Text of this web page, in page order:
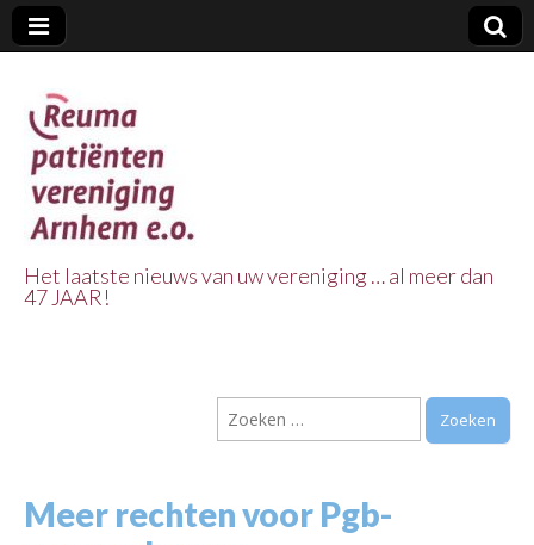
Vereniging
Arnhem e.o.
Het laatste nieuws van uw vereniging … al meer dan
47 JAAR!
Zoeken
naar:
Meer rechten voor Pgb-